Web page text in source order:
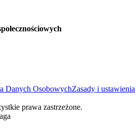
Danych OsobowychZasady i ustawienia
prawa zastrzeżone.